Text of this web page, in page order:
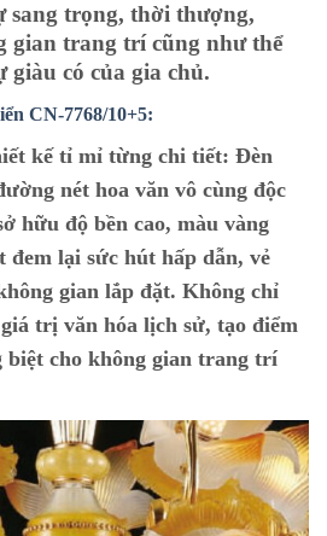
sang trọng, thời thượng,
gian trang trí cũng như thể
giàu có của gia chủ.
CN-7768/10+5:
kế tỉ mỉ từng chi tiết: Đèn
nét hoa văn vô cùng độc
hữu độ bền cao, màu vàng
đem lại sức hút hấp dẫn, vẻ
gian lắp đặt. Không chỉ
trị văn hóa lịch sử, tạo điểm
biệt cho không gian trang trí